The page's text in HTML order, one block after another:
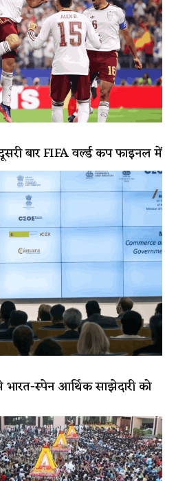
बार FIFA वर्ल्ड कप फाइनल में
स्पेन आर्थिक साझेदारी को